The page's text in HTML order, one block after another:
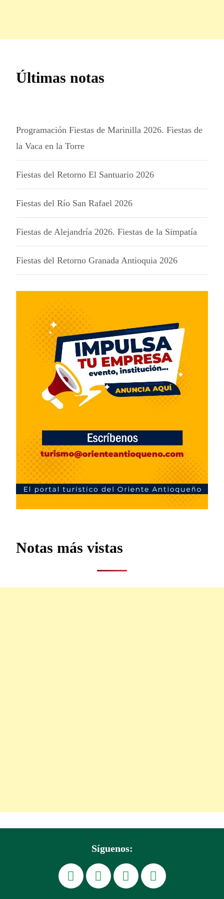
Últimas notas
Programación Fiestas de Marinilla 2026. Fiestas de
la Vaca en la Torre
Fiestas del Retorno El Santuario 2026
Fiestas del Río San Rafael 2026
Fiestas de Alejandría 2026. Fiestas de la Simpatía
Fiestas del Retorno Granada Antioquia 2026
Notas más vistas
Síguenos: